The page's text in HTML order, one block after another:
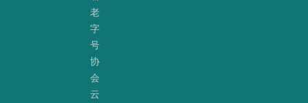
老
字
号
协
会
云